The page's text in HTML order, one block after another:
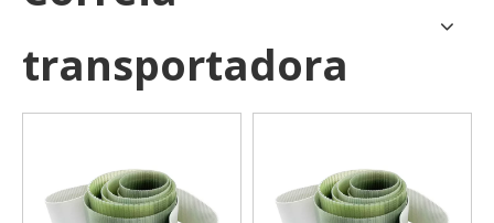
transportadora